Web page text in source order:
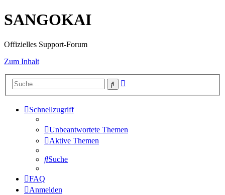
SANGOKAI
Offizielles Support-Forum
Zum Inhalt
Suche
Schnellzugriff
Unbeantwortete Themen
Aktive Themen
Suche
FAQ
Anmelden